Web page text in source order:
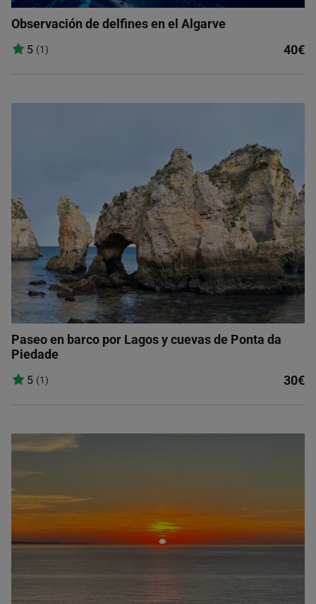
Observación de delfines en el Algarve
5 (1) 40€
Paseo en barco por Lagos y cuevas de Ponta da
Piedade
5 (1) 30€